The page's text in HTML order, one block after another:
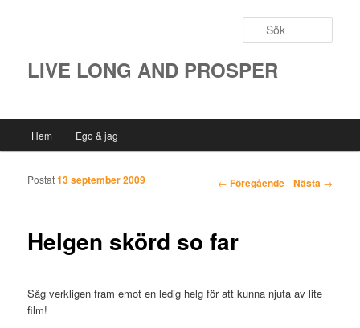
LIVE LONG AND PROSPER
Hoppa till huvudinnehåll
Hoppa till sekundärt innehåll
Hem Ego & jag
Inläggsnavigering ← Föregående Nästa →
Helgen skörd so far
Postat13 september 2009
Såg verkligen fram emot en ledig helg för att kunna njuta av lite
film!